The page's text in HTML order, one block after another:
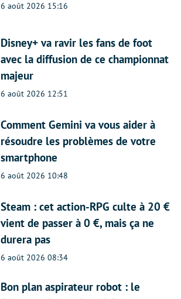
6 août 2026 15:16
Disney+ va ravir les fans de foot
avec la diffusion de ce championnat
majeur
6 août 2026 12:51
Comment Gemini va vous aider à
résoudre les problèmes de votre
smartphone
6 août 2026 10:48
Steam : cet action-RPG culte à 20 €
vient de passer à 0 €, mais ça ne
durera pas
6 août 2026 08:34
Bon plan aspirateur robot : le